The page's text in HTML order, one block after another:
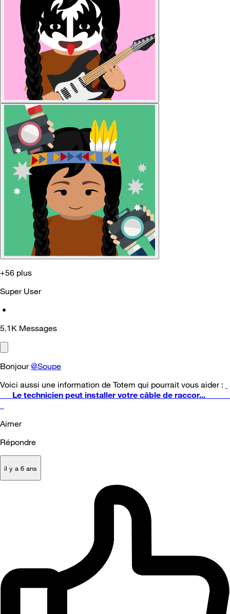
+56 plus
Super User
•
5.1K Messages
Bonjour@Soupe
Voici aussi une information de Totem qui pourrait vous aider :
Le technicien peut installer votre câble de raccor...
Aimer
Répondre
il y a 6 ans